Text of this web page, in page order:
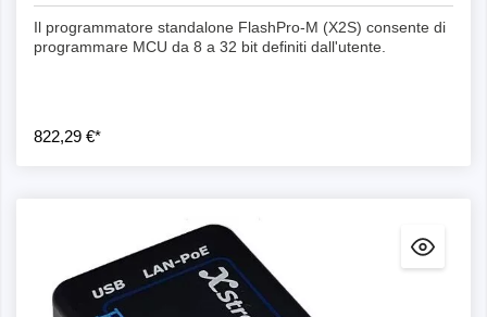
Il programmatore standalone FlashPro-M (X2S) consente di
programmare MCU da 8 a 32 bit definiti dall'utente.
822,29 €*